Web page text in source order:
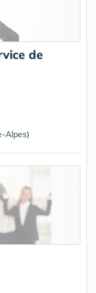
de
Alpes)